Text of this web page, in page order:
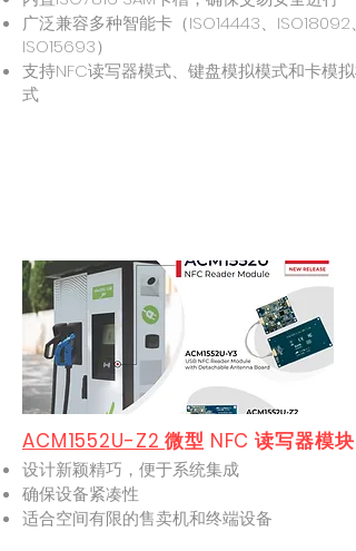
广泛兼容多种智能卡（ISO14443、ISO18092、
ISO15693）
支持NFC读写器模式、键盘模拟模式和卡模拟
式
ACM1552U-Z2微型 NFC 读写器模块
设计新颖精巧，便于系统集成
确保设备紧凑性
适合空间有限的售卖机和终端设备